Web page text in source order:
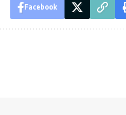
Facebook